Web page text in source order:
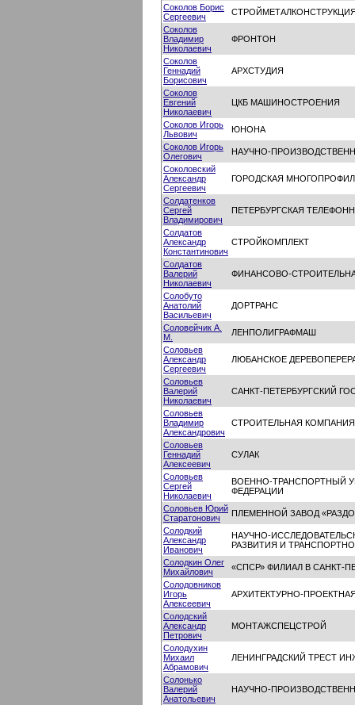
Соколов Борис
Сергеевич
Соколов
Владимир
Николаевич
ФРОНТОН
Соколов
Геннадий
Борисович
АРХСТУДИЯ
Соколов
Евгений
Николаевич
ЦКБ МАШИНОСТРОЕНИЯ
Соколов Игорь
Львович
ЮНОНА
Соколов Игорь
Олегович
НАУЧНО-
Соколовский
Александр
Сергеевич
ГОРОДСКАЯ
Солдатенков
Сергей
Владимирович
ПЕТЕРБУРГСКАЯ
Солдатов
Александр
Константинович
СТРОЙКОМПЛЕКТ
Солдатов
Валерий
Николаевич
ФИНАНСОВО-
Солобуто
Анатолий
Васильевич
ДОРТРАНС
Соловейчик А.
М.
ЛЕНПОЛИГРАФМАШ
Соловьев
Александр
Сергеевич
ЛЮБАНСКОЕ
Соловьев
Валерий
Николаевич
САНКТ-ПЕТЕРБУРГСКИЙ
Соловьев
Владимир
Александрович
СТРОИТЕЛЬНАЯ
Соловьев
Геннадий
Алексеевич
СУЛАК
Соловьев
Сергей
Николаевич
ВОЕННО-ТРАНСПОРТНЫЙ
ФЕДЕРАЦИИ
Соловьев Юрий
Старатонович
ПЛЕМЕННОЙ ЗАВОД
Солодкий
Александр
Иванович
НАУЧНО-
РАЗВИТИЯ И
Солодкин Олег
Михайлович
«СПСР» ФИЛИАЛ В САНКТ-
Солодовников
Игорь
Алексеевич
АРХИТЕКТУРНО-
Солодский
Александр
Петрович
МОНТАЖСПЕЦСТРОЙ
Солодухин
Михаил
Абрамович
ЛЕНИНГРАДСКИЙ ТРЕСТ
Солонько
Валерий
Анатольевич
НАУЧНО-